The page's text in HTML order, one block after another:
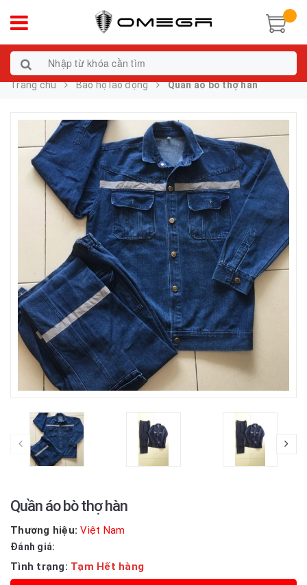
Trang chủ Bảo hộ lao động Quần áo bò thợ hàn
Quần áo bò thợ hàn
Thương hiệu: Việt Nam
Đánh giá:
Tình trạng: Tạm Hết hàng